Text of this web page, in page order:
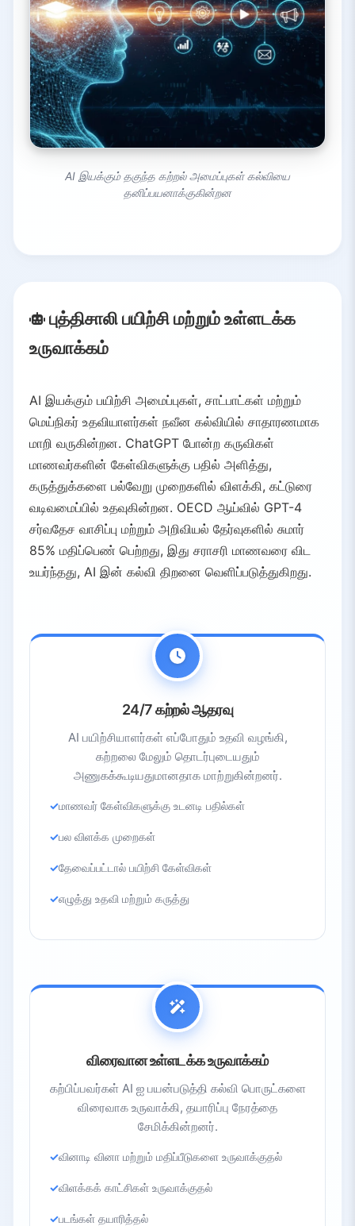
AI இயக்கும் தகுந்த கற்றல் அமைப்புகள் கல்வியை
தனிப்பயனாக்குகின்றன
புத்திசாலி பயிற்சி மற்றும் உள்ளடக்க
உருவாக்கம்
AI இயக்கும் பயிற்சி அமைப்புகள், சாட்பாட்கள் மற்றும்
மெய்நிகர் உதவியாளர்கள் நவீன கல்வியில் சாதாரணமாக
மாறி வருகின்றன. ChatGPT போன்ற கருவிகள்
மாணவர்களின் கேள்விகளுக்கு பதில் அளித்து,
கருத்துக்களை பல்வேறு முறைகளில் விளக்கி, கட்டுரை
வடிவமைப்பில் உதவுகின்றன. OECD ஆய்வில் GPT-4
சர்வதேச வாசிப்பு மற்றும் அறிவியல் தேர்வுகளில் சுமார்
85% மதிப்பெண் பெற்றது, இது சராசரி மாணவரை விட
உயர்ந்தது, AI இன் கல்வி திறனை வெளிப்படுத்துகிறது.
24/7 கற்றல் ஆதரவு
AI பயிற்சியாளர்கள் எப்போதும் உதவி வழங்கி,
கற்றலை மேலும் தொடர்புடையதும்
அணுகக்கூடியதுமானதாக மாற்றுகின்றனர்.
மாணவர் கேள்விகளுக்கு உடனடி பதில்கள்
பல விளக்க முறைகள்
தேவைப்பட்டால் பயிற்சி கேள்விகள்
எழுத்து உதவி மற்றும் கருத்து
விரைவான உள்ளடக்க உருவாக்கம்
கற்பிப்பவர்கள் AI ஐ பயன்படுத்தி கல்வி பொருட்களை
விரைவாக உருவாக்கி, தயாரிப்பு நேரத்தை
சேமிக்கின்றனர்.
வினாடி வினா மற்றும் மதிப்பீடுகளை உருவாக்குதல்
விளக்கக் காட்சிகள் உருவாக்குதல்
படங்கள் தயாரித்தல்